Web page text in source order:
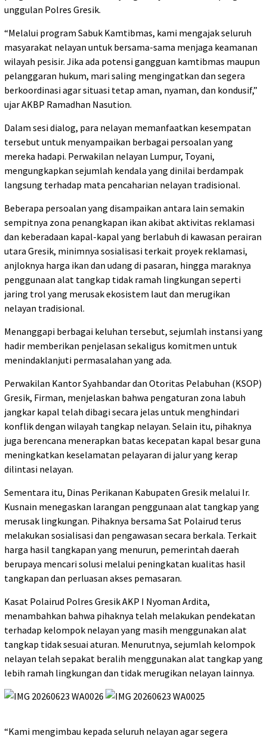
unggulan Polres Gresik.
“Melalui program Sabuk Kamtibmas, kami mengajak seluruh
masyarakat nelayan untuk bersama-sama menjaga keamanan
wilayah pesisir. Jika ada potensi gangguan kamtibmas maupun
pelanggaran hukum, mari saling mengingatkan dan segera
berkoordinasi agar situasi tetap aman, nyaman, dan kondusif,”
ujar AKBP Ramadhan Nasution.
Dalam sesi dialog, para nelayan memanfaatkan kesempatan
tersebut untuk menyampaikan berbagai persoalan yang
mereka hadapi. Perwakilan nelayan Lumpur, Toyani,
mengungkapkan sejumlah kendala yang dinilai berdampak
langsung terhadap mata pencaharian nelayan tradisional.
Beberapa persoalan yang disampaikan antara lain semakin
sempitnya zona penangkapan ikan akibat aktivitas reklamasi
dan keberadaan kapal-kapal yang berlabuh di kawasan perairan
utara Gresik, minimnya sosialisasi terkait proyek reklamasi,
anjloknya harga ikan dan udang di pasaran, hingga maraknya
penggunaan alat tangkap tidak ramah lingkungan seperti
jaring trol yang merusak ekosistem laut dan merugikan
nelayan tradisional.
Menanggapi berbagai keluhan tersebut, sejumlah instansi yang
hadir memberikan penjelasan sekaligus komitmen untuk
menindaklanjuti permasalahan yang ada.
Perwakilan Kantor Syahbandar dan Otoritas Pelabuhan (KSOP)
Gresik, Firman, menjelaskan bahwa pengaturan zona labuh
jangkar kapal telah dibagi secara jelas untuk menghindari
konflik dengan wilayah tangkap nelayan. Selain itu, pihaknya
juga berencana menerapkan batas kecepatan kapal besar guna
meningkatkan keselamatan pelayaran di jalur yang kerap
dilintasi nelayan.
Sementara itu, Dinas Perikanan Kabupaten Gresik melalui Ir.
Kusnain menegaskan larangan penggunaan alat tangkap yang
merusak lingkungan. Pihaknya bersama Sat Polairud terus
melakukan sosialisasi dan pengawasan secara berkala. Terkait
harga hasil tangkapan yang menurun, pemerintah daerah
berupaya mencari solusi melalui peningkatan kualitas hasil
tangkapan dan perluasan akses pemasaran.
Kasat Polairud Polres Gresik AKP I Nyoman Ardita,
menambahkan bahwa pihaknya telah melakukan pendekatan
terhadap kelompok nelayan yang masih menggunakan alat
tangkap tidak sesuai aturan. Menurutnya, sejumlah kelompok
nelayan telah sepakat beralih menggunakan alat tangkap yang
lebih ramah lingkungan dan tidak merugikan nelayan lainnya.
“Kami mengimbau kepada seluruh nelayan agar segera